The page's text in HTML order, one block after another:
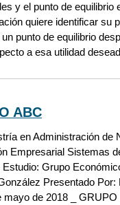
y el punto de equilibrio
quiere identificar su
punto de equilibrio
a esa utilidad
ABC
en Administración de
Empresarial Sistemas
Grupo
Presentado Por:
mayo de 2018 _